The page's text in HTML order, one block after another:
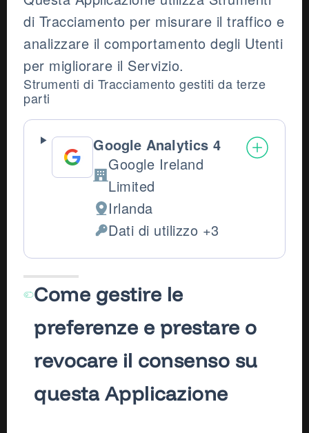
di Tracciamento per misurare il traffico e
analizzare il comportamento degli Utenti
per migliorare il Servizio.
Strumenti di Tracciamento gestiti da terze
parti
Google Analytics 4
Azienda:
Google Ireland
Limited
Luogo del trattamento:
Irlanda
Dati Personali trattati:
Dati di utilizzo +3
Come gestire le
preferenze e prestare o
revocare il consenso su
questa Applicazione